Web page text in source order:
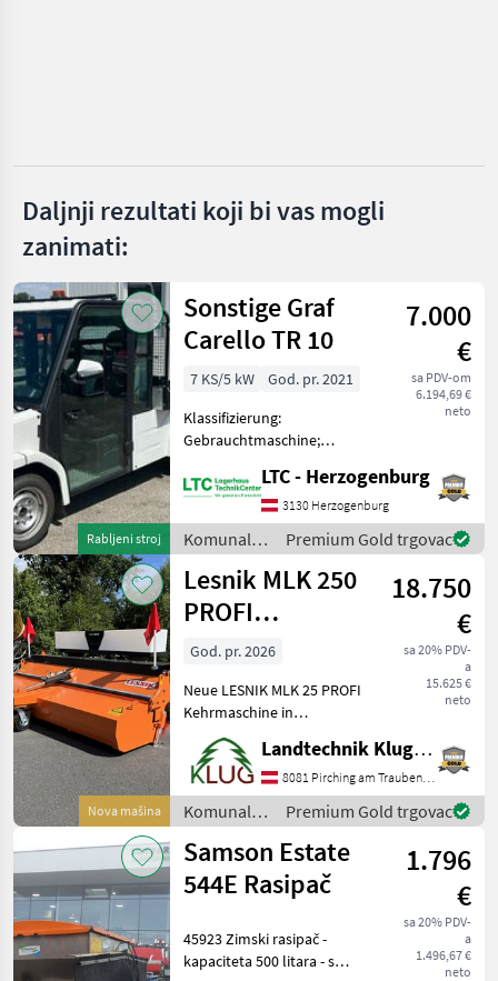
Pronar
Prikaži
sve
(51)
MARKETPLACE
Marketplace
Ponude
trgovaca oglasi
Daljnji rezultati koji bi vas mogli
zanimati:
Rabljeni stroj
Sonstige Graf
Carello TR 10
7.000
€
sa PDV-om
6.194,69 €
neto
7 KS/5 kW
God. pr. 2021
Klassifizierung:
Gebrauchtmaschine;
L0JEBAD01M1009430;
Anzahl Vorbesitzer: 1;
Weitere
Maschinenmerkmale: Mit
europäischer Straßenzula
LTC - Herzogenburg
3130 Herzogenburg
Komunalna
oprema i
vozila /
Sonstige
Premium Gold trgovac
Nova mašina
Lesnik MLK 250
PROFI
Kehrmaschine
18.750
€
sa 20% PDV-
a
15.625 €
neto
God. pr. 2026
Neue LESNIK MLK 25 PROFI
Kehrmaschine in
umfangreicher Ausstattung
wie: - hydraulische
Seitenverstellung ± 30° -
Dreipunkt KAT II -
Schmutzsammelbehälter
hydr.
Landtechnik Klug e. U.
8081 Pirching am Traubenberg
Komunalna
oprema i
vozila /
Lesnik
Premium Gold trgovac
Samson Estate
544E Rasipač
1.796
€
sa 20% PDV-
a
1.496,67 €
neto
45923 Zimski rasipač -
kapaciteta 500 litara - s